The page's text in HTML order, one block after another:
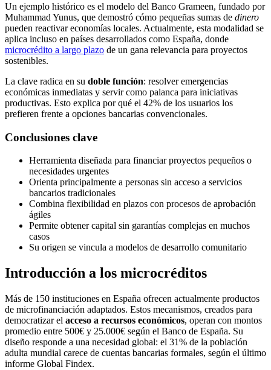
Un ejemplo histórico es el modelo del Banco Grameen, fundado por
Muhammad Yunus, que demostró cómo pequeñas sumas de dinero
pueden reactivar economías locales. Actualmente, esta modalidad se
aplica incluso en países desarrollados como España, donde
microcrédito a largo plazo de un gana relevancia para proyectos
sostenibles.
La clave radica en su doble función: resolver emergencias
económicas inmediatas y servir como palanca para iniciativas
productivas. Esto explica por qué el 42% de los usuarios los
prefieren frente a opciones bancarias convencionales.
Conclusiones clave
Herramienta diseñada para financiar proyectos pequeños o
necesidades urgentes
Orienta principalmente a personas sin acceso a servicios
bancarios tradicionales
Combina flexibilidad en plazos con procesos de aprobación
ágiles
Permite obtener capital sin garantías complejas en muchos
casos
Su origen se vincula a modelos de desarrollo comunitario
Introducción a los microcréditos
Más de 150 instituciones en España ofrecen actualmente productos
de microfinanciación adaptados. Estos mecanismos, creados para
democratizar el acceso a recursos económicos, operan con montos
promedio entre 500€ y 25.000€ según el Banco de España. Su
diseño responde a una necesidad global: el 31% de la población
adulta mundial carece de cuentas bancarias formales, según el último
informe Global Findex.